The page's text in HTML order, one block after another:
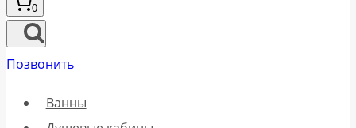
0
Позвонить
Ванны